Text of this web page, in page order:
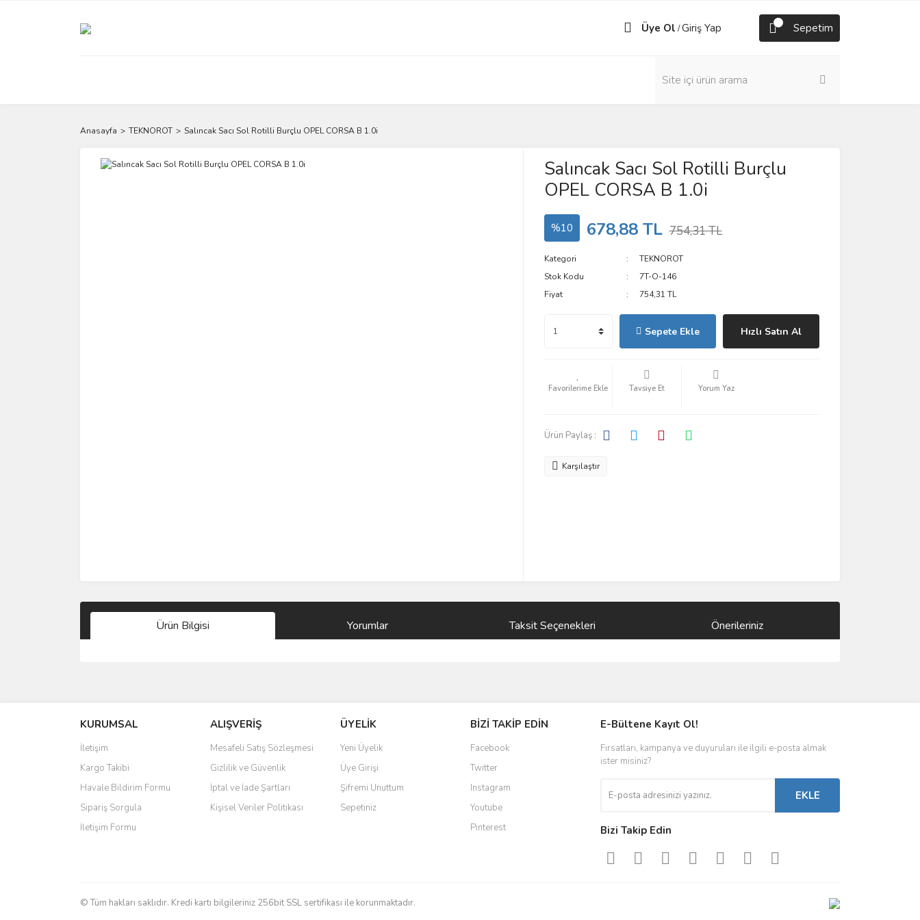
Üye Ol /Giriş Yap Sepetim
Anasayfa TEKNOROT Salıncak Sacı Sol Rotilli Burçlu OPEL CORSA B 1.0i
Salıncak Sacı Sol Rotilli Burçlu
OPEL CORSA B 1.0i
%10 678,88 TL 754,31 TL
Kategori
TEKNOROT
Stok Kodu
7T-O-146
Fiyat
754,31 TL
Sepete Ekle Hızlı Satın Al
Tavsiye Et Yorum Yaz
Ürün Paylaş :
Karşılaştır
Ürün Bilgisi Yorumlar Taksit Seçenekleri Önerileriniz
Ürün resmi kalitesiz, bozuk veya görüntülenemiyor.
Ürün açıklamasında eksik bilgiler bulunuyor.
Ürün bilgilerinde hatalar bulunuyor.
Ürün fiyatı diğer sitelerden daha pahalı.
Bu ürüne benzer farklı alternatifler olmalı.
KURUMSAL
İletişim
Kargo Takibi
Havale Bildirim Formu
Sipariş Sorgula
İletişim Formu
ALIŞVERİŞ
Mesafeli Satış Sözleşmesi
Gizlilik ve Güvenlik
İptal ve İade Şartları
Kişisel Veriler Politikası
ÜYELİK
Yeni Üyelik
Üye Girişi
Şifremi Unuttum
Sepetiniz
BİZİ TAKİP EDİN
Facebook
Twitter
Instagram
Youtube
Pinterest
E-Bültene Kayıt Ol!
Fırsatları, kampanya ve duyuruları ile ilgili e-posta almak
ister misiniz?
EKLE
Bizi Takip Edin
© Tüm hakları saklıdır. Kredi kartı bilgileriniz 256bit SSL sertifikası ile korunmaktadır.